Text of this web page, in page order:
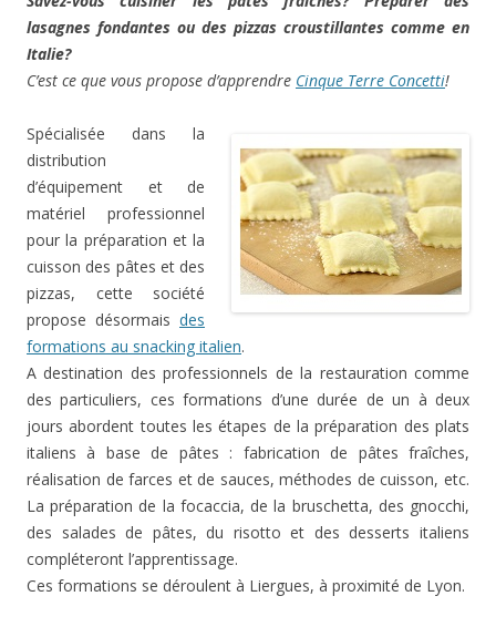
lasagnes fondantes ou des pizzas croustillantes comme en
Italie?
C’est ce que vous propose d’apprendre Cinque Terre Concetti!
Spécialisée dans la
distribution
d’équipement et de
matériel professionnel
pour la préparation et la
cuisson des pâtes et des
pizzas, cette société
propose désormais des
formations au snacking italien.
A destination des professionnels de la restauration comme
des particuliers, ces formations d’une durée de un à deux
jours abordent toutes les étapes de la préparation des plats
italiens à base de pâtes : fabrication de pâtes fraîches,
réalisation de farces et de sauces, méthodes de cuisson, etc.
La préparation de la focaccia, de la bruschetta, des gnocchi,
des salades de pâtes, du risotto et des desserts italiens
compléteront l’apprentissage.
Ces formations se déroulent à Liergues, à proximité de Lyon.